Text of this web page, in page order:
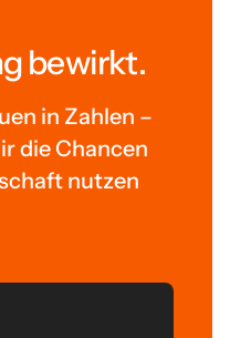
bewirkt.
in Zahlen –
die Chancen
nutzen